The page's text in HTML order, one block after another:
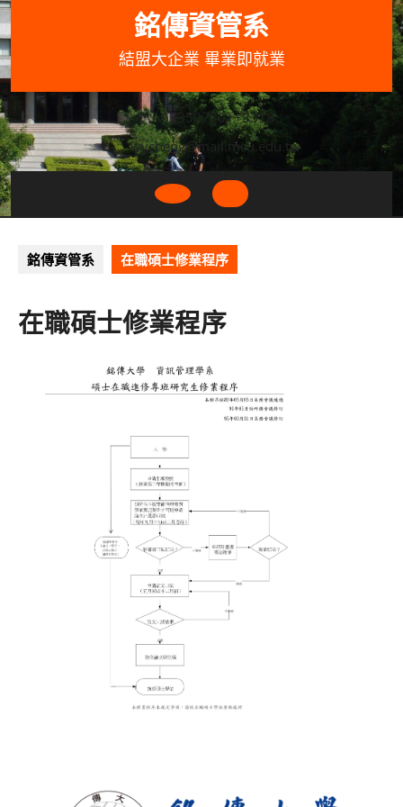
Skip
to
content
銘傳資管系
結盟大企業 畢業即就業
033507001+3318
wycheng@mail.mcu.edu.tw
Open
銘傳資管系
在職碩士修業程序
在職碩士修業程序